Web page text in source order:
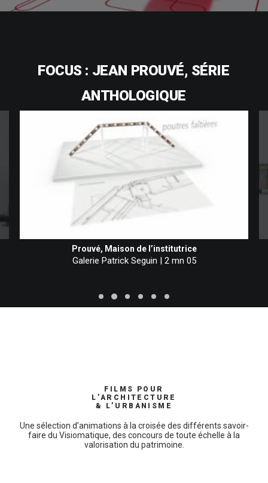
FOCUS : JEAN PROUVÉ, SÉRIE
ANTHOLOGIQUE
Prouvé, Maison de l’institutrice
Galerie Patrick Seguin | 2 mn 05
FILMS POUR
L’ARCHITECTURE
& L’URBANISME
Une sélection d’animations à la croisée des différents savoir-
faire du Visiomatique, des concours de toute échelle à la
valorisation du patrimoine.